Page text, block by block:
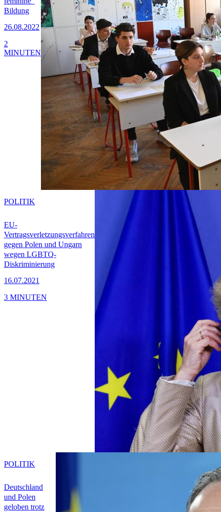
Bildung
26.08.2022
2
MINUTEN
EU-
Vertragsverletzungsverfahren
gegen Polen und Ungarn
wegen LGBTQ-
Diskriminierung
16.07.2021
POLITIK
3 MINUTEN
Deutschland
und Polen
geloben trotz
POLITIK